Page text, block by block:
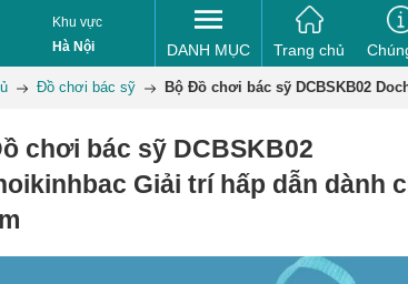
Khu vực
Hà Nội
DANH MỤC Trang chủ
Đồ chơi bác sỹ Bộ Đồ chơi bác sỹ DCBSKB02
chơi bác sỹ DCBSKB02
Giải trí hấp dẫn dành